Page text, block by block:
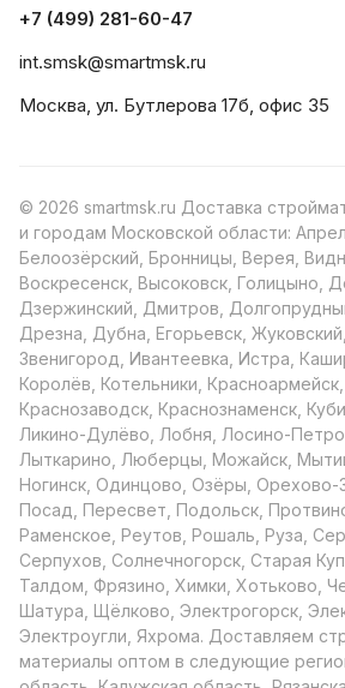
+7 (499) 281-60-47
int.smsk@smartmsk.ru
Москва, ул. Бутлерова 17б, офис 35
© 2026 smartmsk.ru Доставка
и городам Московской области:
Белоозёрский, Бронницы, Верея,
Воскресенск, Высоковск, Голицыно,
Дзержинский, Дмитров,
Дрезна, Дубна, Егорьевск,
Звенигород, Ивантеевка, Истра,
Королёв, Котельники, Красноармейск,
Краснозаводск, Краснознаменск,
Ликино-Дулёво, Лобня, Лосино-
Лыткарино, Люберцы, Можайск,
Ногинск, Одинцово, Озёры, Орехово-
Посад, Пересвет, Подольск,
Раменское, Реутов, Рошаль, Руза,
Серпухов, Солнечногорск, Старая
Талдом, Фрязино, Химки, Хотьково,
Шатура, Щёлково, Электрогорск,
Электроугли, Яхрома. Доставляем
материалы оптом в следующие